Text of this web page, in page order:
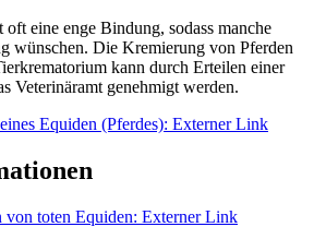
oft eine enge Bindung, sodass manche
wünschen. Die Kremierung von Pferden
kann durch Erteilen einer
Veterinäramt genehmigt werden.
Equiden (Pferdes): Externer Link
toten Equiden: Externer Link